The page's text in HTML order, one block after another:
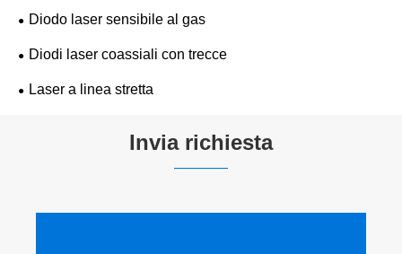
Diodo laser sensibile al gas
Diodi laser coassiali con trecce
Laser a linea stretta
Invia richiesta